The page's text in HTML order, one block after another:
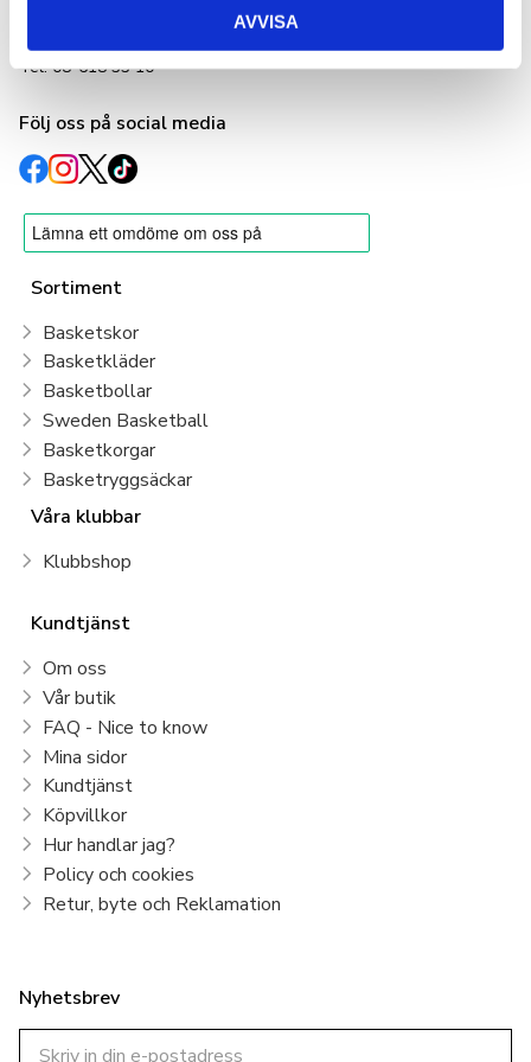
AVVISA
info@basketshop.se
Tel: 08-618 33 10
Följ oss på social media
Sortiment
Basketskor
Basketkläder
Basketbollar
Sweden Basketball
Basketkorgar
Basketryggsäckar
Våra klubbar
Klubbshop
Kundtjänst
Om oss
Vår butik
FAQ - Nice to know
Mina sidor
Kundtjänst
Köpvillkor
Hur handlar jag?
Policy och cookies
Retur, byte och Reklamation
Nyhetsbrev